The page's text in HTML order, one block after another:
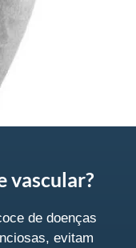
vascular?
de doenças
evitam